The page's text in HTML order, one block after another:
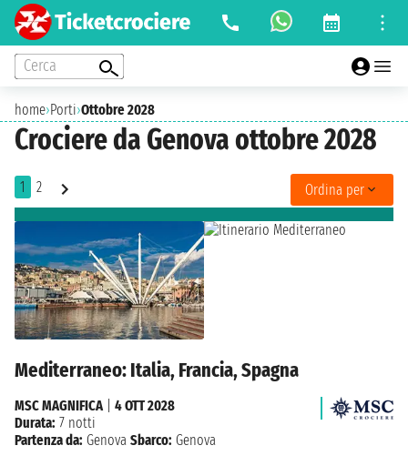
Cerca
home›Porti›Ottobre 2028
Crociere da Genova ottobre 2028
1 2 Ordina per
Mediterraneo: Italia, Francia, Spagna
MSC MAGNIFICA
4 OTT 2028
Durata: 7 notti
Partenza da: Genova Sbarco: Genova